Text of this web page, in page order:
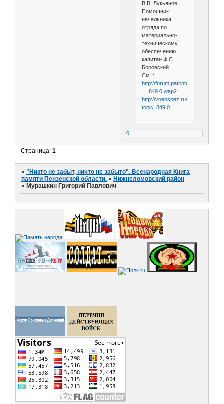
В.В. Лукьянов.
Помощник
начальника
отряда по
материально-
техническому
обеспечению
капитан Ф.С.
Боровский.
См. :
http://forum.patriotcenter.ru/
… 849.0;wap2
http://voenspez.ru/index.php?
topic=849.0
0
Страница:1
»"Никто не забыт, ничто не забыто". Всенародная Книга
памяти Пензенской области. » Нижнеломовский район
» Мурашкин Григорий Павлович